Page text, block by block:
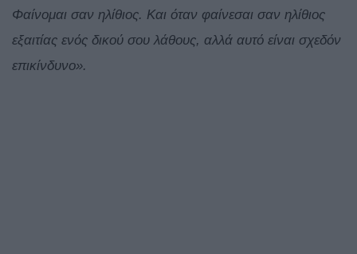
Φαίνομαι σαν ηλίθιος. Και όταν φαίνεσαι σαν ηλίθιος
εξαιτίας ενός δικού σου λάθους, αλλά αυτό είναι σχεδόν
επικίνδυνο».